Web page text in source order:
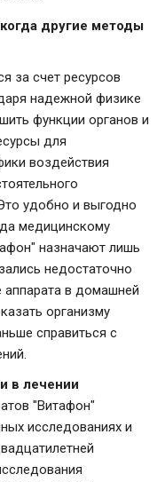
другие методы
за счет ресурсов
надежной физике
функции органов и
для
воздействия
удобно и выгодно
медицинскому
назначают лишь
недостаточно
в домашней
организму
справиться с
в лечении
"Витафон"
исследованиях и